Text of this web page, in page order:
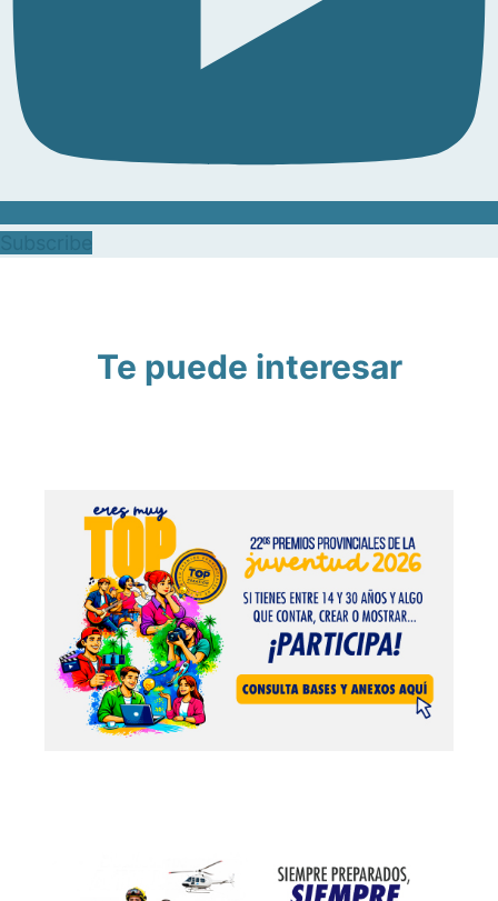
Te puede interesar